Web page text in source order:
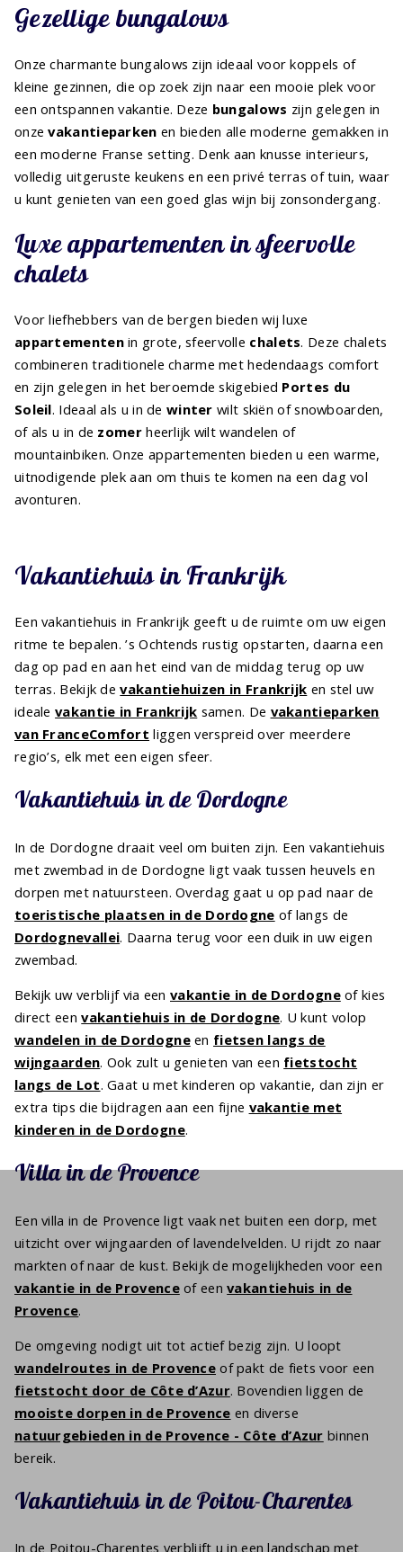
Gezellige bungalows
Onze charmante bungalows zijn ideaal voor koppels of
kleine gezinnen, die op zoek zijn naar een mooie plek voor
een ontspannen vakantie. Deze bungalows zijn gelegen in
onzevakantieparken en bieden alle moderne gemakken in
een moderne Franse setting. Denk aan knusse interieurs,
volledig uitgeruste keukens en een privé terras of tuin, waar
u kunt genieten van een goed glas wijn bij zonsondergang.
Luxe appartementen in sfeervolle
chalets
Voor liefhebbers van de bergen bieden wij luxe
appartementenin grote, sfeervolle chalets. Deze chalets
combineren traditionele charme met hedendaags comfort
en zijn gelegen in het beroemde skigebied Portes du
Soleil. Ideaal als u in de winter wilt skiën of snowboarden,
of als u in de zomerheerlijk wilt wandelen of
mountainbiken. Onze appartementen bieden u een warme,
uitnodigende plek aan om thuis te komen na een dag vol
avonturen.
Vakantiehuis in Frankrijk
Een vakantiehuis in Frankrijk geeft u de ruimte om uw eigen
ritme te bepalen. ’s Ochtends rustig opstarten, daarna een
dag op pad en aan het eind van de middag terug op uw
terras. Bekijk devakantiehuizen in Frankrijk en stel uw
idealevakantie in Frankrijk samen. De vakantieparken
van FranceComfort liggen verspreid over meerdere
regio’s, elk met een eigen sfeer.
Vakantiehuis in de Dordogne
In de Dordogne draait veel om buiten zijn. Een vakantiehuis
met zwembad in de Dordogne ligt vaak tussen heuvels en
dorpen met natuursteen. Overdag gaat u op pad naar de
toeristische plaatsen in de Dordogne of langs de
Dordognevallei. Daarna terug voor een duik in uw eigen
zwembad.
Bekijk uw verblijf via een vakantie in de Dordogneof kies
direct eenvakantiehuis in de Dordogne. U kunt volop
wandelen in de Dordogneen fietsen langs de
wijngaarden. Ook zult u genieten van een fietstocht
langs de Lot. Gaat u met kinderen op vakantie, dan zijn er
extra tips die bijdragen aan een fijne vakantie met
kinderen in de Dordogne.
Villa in de Provence
Een villa in de Provence ligt vaak net buiten een dorp, met
uitzicht over wijngaarden of lavendelvelden. U rijdt zo naar
markten of naar de kust. Bekijk de mogelijkheden voor een
vakantie in de Provenceof eenvakantiehuis in de
Provence.
De omgeving nodigt uit tot actief bezig zijn. U loopt
wandelroutes in de Provence of pakt de fiets voor een
fietstocht door de Côte d’Azur. Bovendien liggen de
mooiste dorpen in de Provence en diverse
natuurgebieden in de Provence - Côte d’Azur binnen
bereik.
Vakantiehuis in de Poitou-Charentes
In de Poitou-Charentes verblijft u in een landschap met